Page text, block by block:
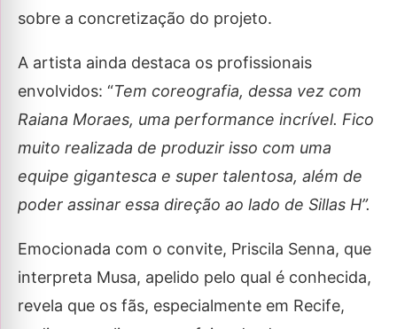
sobre a concretização do projeto.
A artista ainda destaca os profissionais
envolvidos: “Tem coreografia, dessa vez com
Raiana Moraes, uma performance incrível. Fico
muito realizada de produzir isso com uma
equipe gigantesca e super talentosa, além de
poder assinar essa direção ao lado de Sillas H”.
Emocionada com o convite, Priscila Senna, que
interpreta Musa, apelido pelo qual é conhecida,
revela que os fãs, especialmente em Recife,